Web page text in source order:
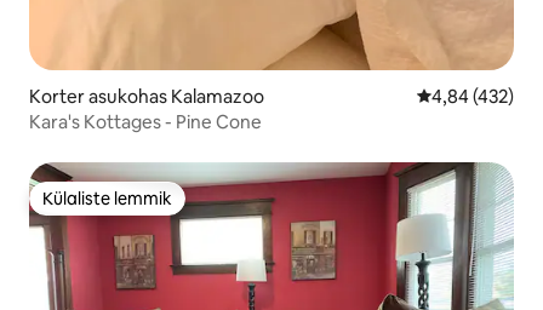
Korter asukohas Kalamazoo Keskmine
4,84 (432)
Kara's Kottages - Pine Cone
Külaliste lemmik
Külaliste lemmik